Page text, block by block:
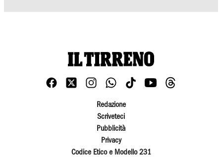
Redazione
Scriveteci
Pubblicità
Privacy
Codice Etico e Modello 231